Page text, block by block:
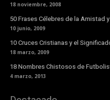
18 noviembre, 2008
50 Frases Célebres de la Amistad
10 junio, 2009
10 Cruces Cristianas y el
18 marzo, 2009
18 Nombres Chistosos de
4 marzo, 2013